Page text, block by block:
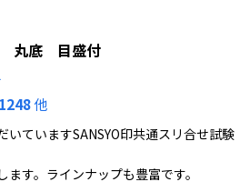
) 丸底 目盛付
他
いていますSANSYO印共通スリ合せ試験
す。ラインナップも豊富です。